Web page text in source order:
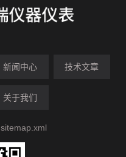
新闻中心 技术文章
关于我们
sitemap.xml